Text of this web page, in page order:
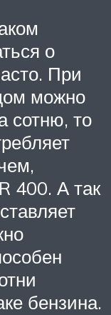
о
При
можно
сотню, то
400. А так
бензина.